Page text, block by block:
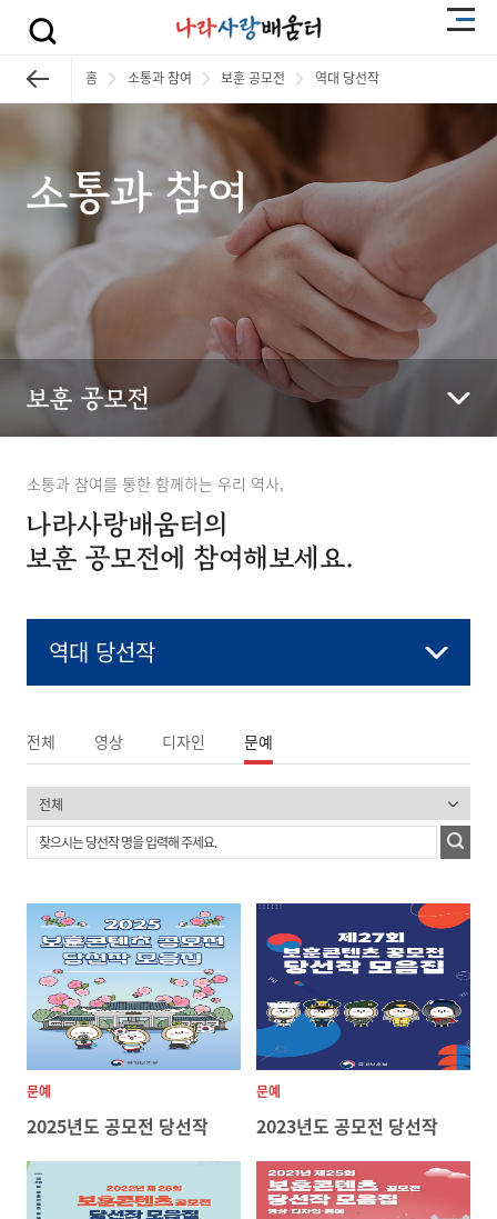
홈 소통과 참여 보훈 공모전 역대 당선작
소통과 참여
보훈 공모전
소통과 참여를 통한 함께하는 우리 역사,
나라사랑배움터의
보훈 공모전에 참여해보세요.
역대 당선작
전체 영상 디자인 문예
문예
2025년도 공모전 당선작
문예
2023년도 공모전 당선작